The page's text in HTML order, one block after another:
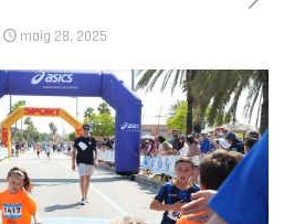
maig 28, 2025